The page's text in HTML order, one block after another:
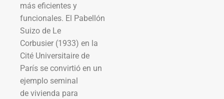
más eficientes y
funcionales. El Pabellón
Suizo de Le
Corbusier (1933) en la
Cité Universitaire de
París se convirtió en un
ejemplo seminal
de vivienda para